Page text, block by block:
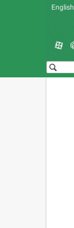
English